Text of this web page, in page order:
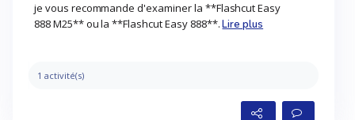
je vous recommande d'examiner la **Flashcut Easy
888 M25** ou la **Flashcut Easy 888**.Lire plus
1 activité(s)